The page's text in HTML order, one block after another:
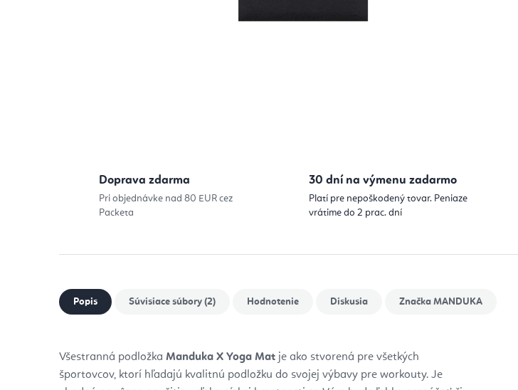
Doprava zdarma
Pri objednávke nad 80 EUR cez
Packeta
30 dní na výmenu zadarmo
Platí pre nepoškodený tovar. Peniaze
vrátime do 2 prac. dní
Popis Súvisiace súbory (2) Hodnotenie Diskusia Značka MANDUKA
Všestranná podložka Manduka X Yoga Mat je ako stvorená pre všetkých
športovcov, ktorí hľadajú kvalitnú podložku do svojej výbavy pre workouty. Je